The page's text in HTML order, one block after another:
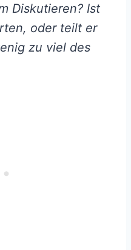
Diskutieren? Ist
oder teilt er
zu viel des